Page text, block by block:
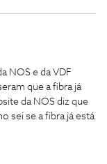
NOS e da VDF
que a fibra já
da NOS diz que
sei se a fibra já está